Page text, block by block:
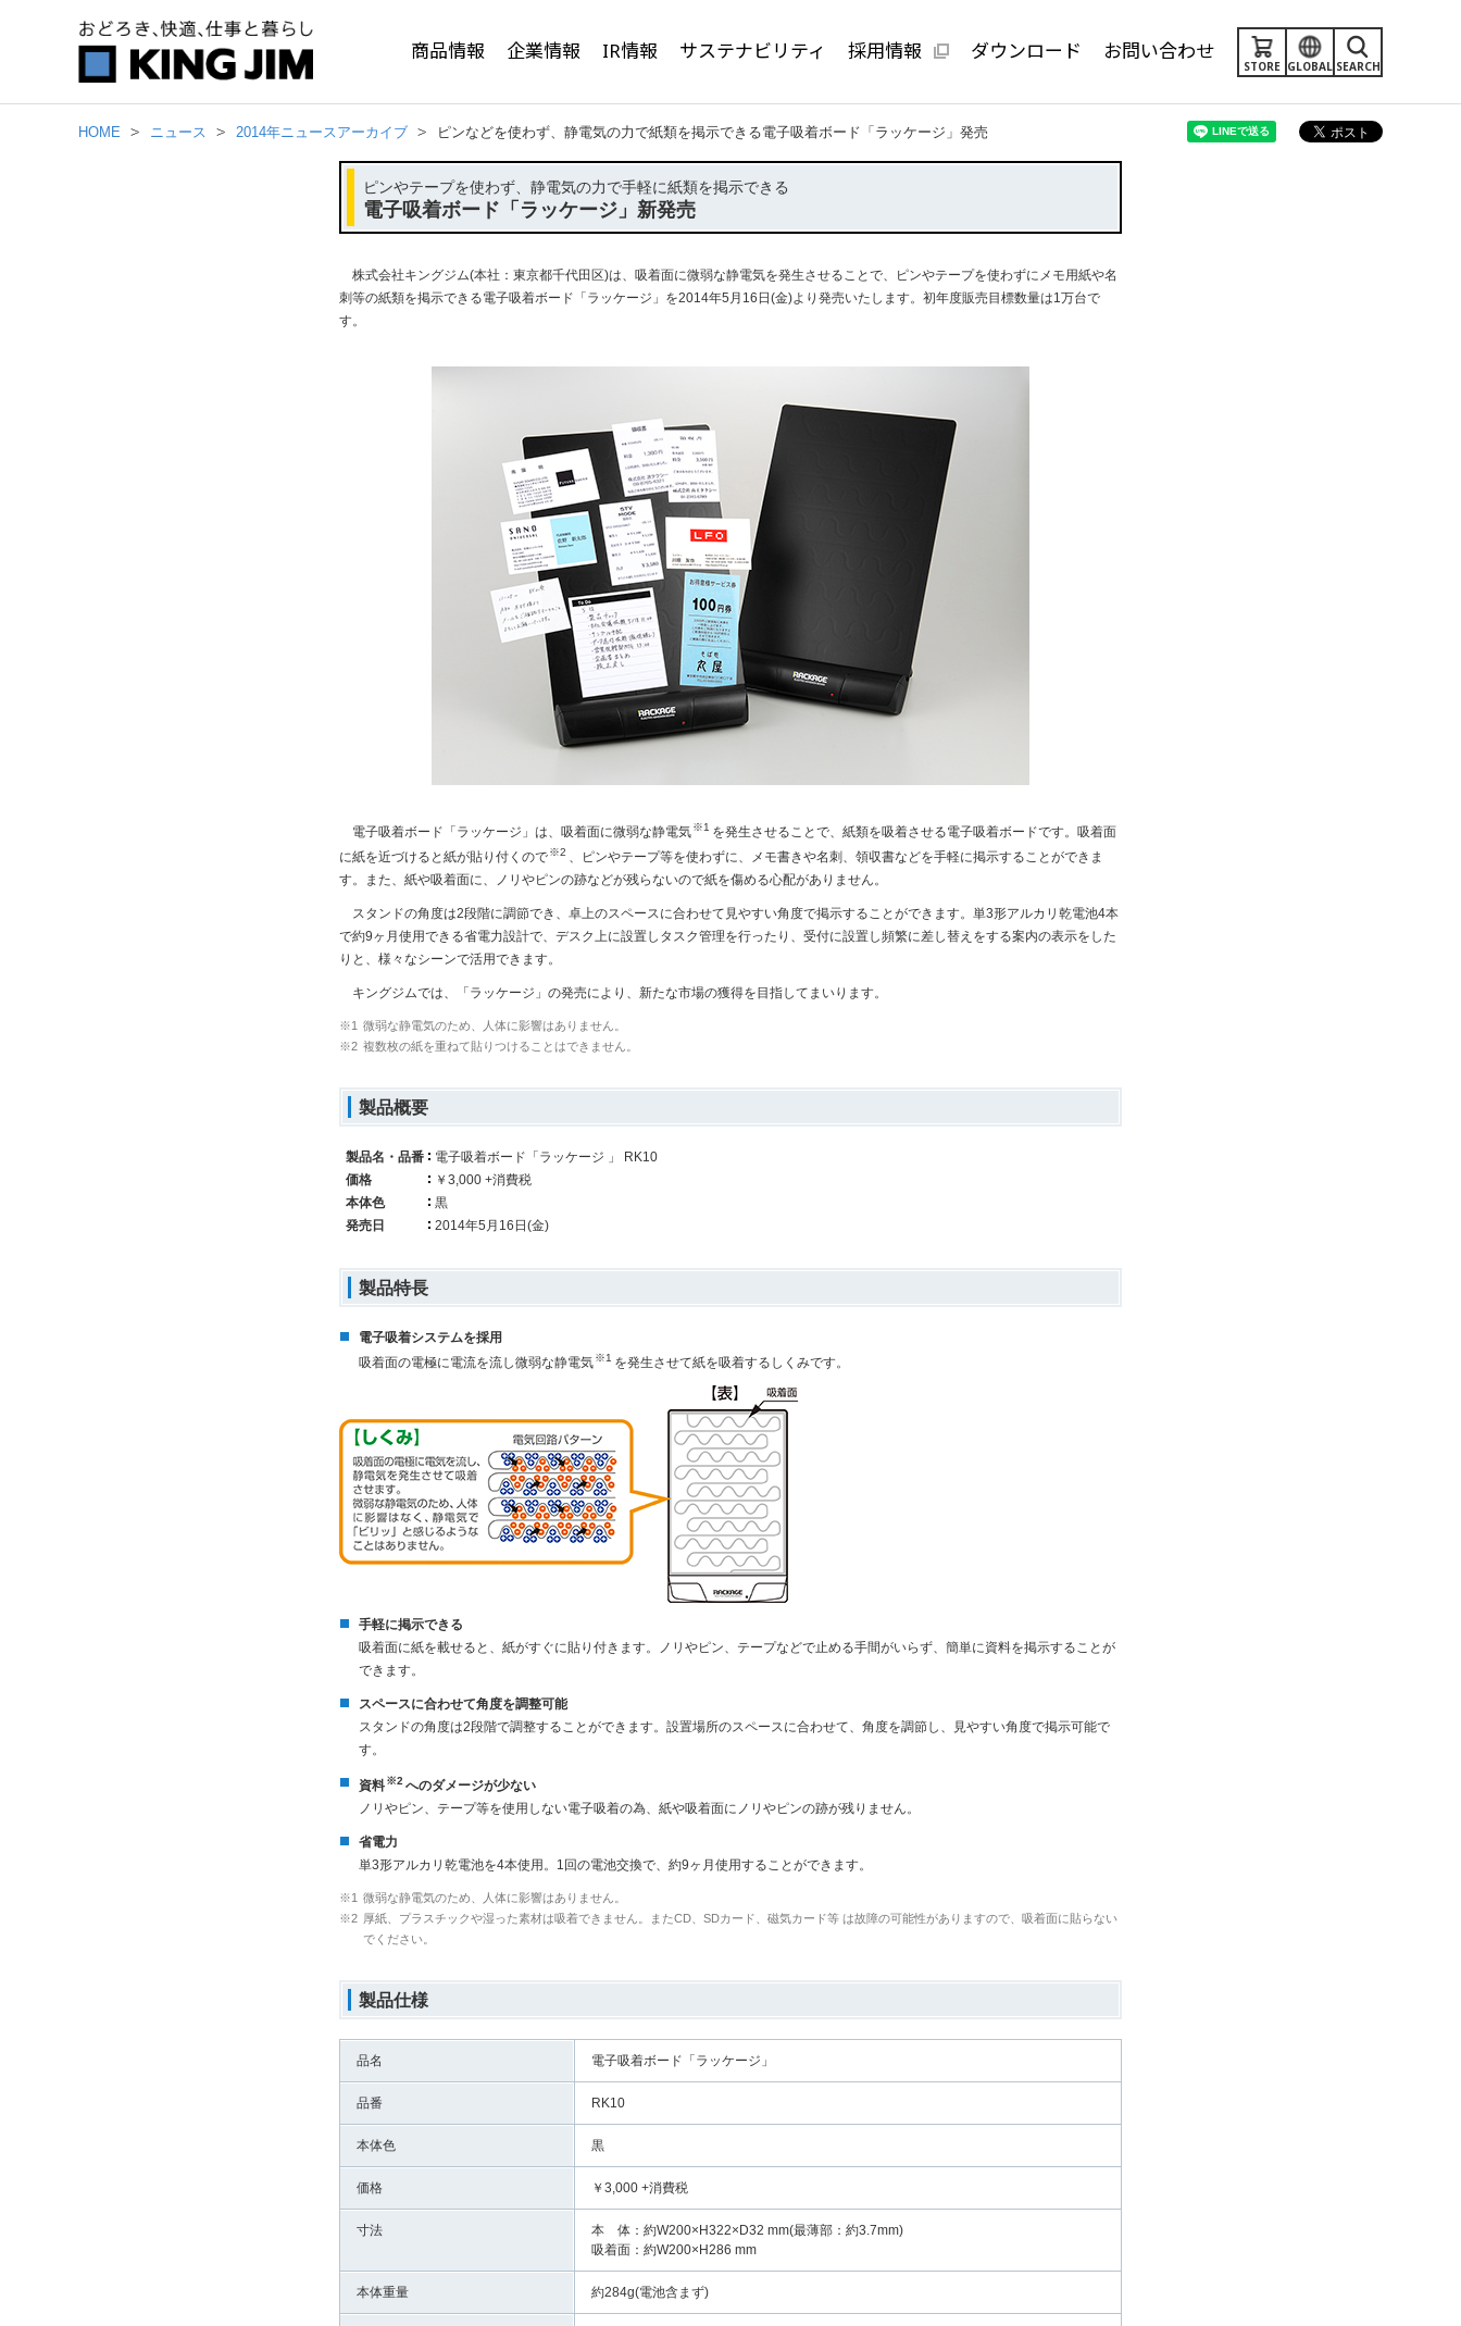
SEARCH
GLOBAL
STORE
商品情報 企業情報 IR情報 サステナビリティ 採用情報 ダウンロード お問い合わせ
HOME ニュース 2014年ニュースアーカイブ ピンなどを使わず、静電気の力で紙類を掲示できる電子吸着ボード「ラッケージ」発売
ピンやテープを使わず、静電気の力で手軽に紙類を掲示できる
電子吸着ボード「ラッケージ」新発売
株式会社キングジム(本社：東京都千代田区)は、吸着面に微弱な静電気を発生させることで、ピンやテープを使わずにメモ用紙や名
刺等の紙類を掲示できる電子吸着ボード「ラッケージ」を2014年5月16日(金)より発売いたします。初年度販売目標数量は1万台で
す。
電子吸着ボード「ラッケージ」は、吸着面に微弱な静電気※1 を発生させることで、紙類を吸着させる電子吸着ボードです。吸着面
に紙を近づけると紙が貼り付くので※2 、ピンやテープ等を使わずに、メモ書きや名刺、領収書などを手軽に掲示することができま
す。また、紙や吸着面に、ノリやピンの跡などが残らないので紙を傷める心配がありません。
スタンドの角度は2段階に調節でき、卓上のスペースに合わせて見やすい角度で掲示することができます。単3形アルカリ乾電池4本
で約9ヶ月使用できる省電力設計で、デスク上に設置しタスク管理を行ったり、受付に設置し頻繁に差し替えをする案内の表示をした
りと、様々なシーンで活用できます。
キングジムでは、「ラッケージ」の発売により、新たな市場の獲得を目指してまいります。
※1 微弱な静電気のため、人体に影響はありません。
※2 複数枚の紙を重ねて貼りつけることはできません。
製品概要
製品名・品番
電子吸着ボード「ラッケージ 」 RK10
価格
￥3,000 +消費税
本体色
黒
発売日
2014年5月16日(金)
製品特長
電子吸着システムを採用
吸着面の電極に電流を流し微弱な静電気※1 を発生させて紙を吸着するしくみです。
手軽に掲示できる
吸着面に紙を載せると、紙がすぐに貼り付きます。ノリやピン、テープなどで止める手間がいらず、簡単に資料を掲示することが
できます。
スペースに合わせて角度を調整可能
スタンドの角度は2段階で調整することができます。設置場所のスペースに合わせて、角度を調節し、見やすい角度で掲示可能で
す。
資料※2 へのダメージが少ない
ノリやピン、テープ等を使用しない電子吸着の為、紙や吸着面にノリやピンの跡が残りません。
省電力
単3形アルカリ乾電池を4本使用。1回の電池交換で、約9ヶ月使用することができます。
※1 微弱な静電気のため、人体に影響はありません。
※2 厚紙、プラスチックや湿った素材は吸着できません。またCD、SDカード、磁気カード等 は故障の可能性がありますので、吸着面に貼らない
でください。
製品仕様
品名 電子吸着ボード「ラッケージ」
品番 RK10
本体色 黒
価格 ￥3,000 +消費税
寸法
本 体：約W200×H322×D32 mm(最薄部：約3.7mm)
吸着面：約W200×H286 mm
本体重量 約284g(電池含まず)